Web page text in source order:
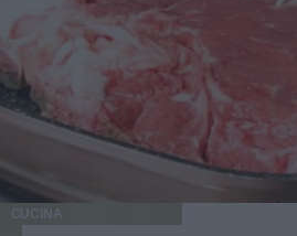
CUCINA